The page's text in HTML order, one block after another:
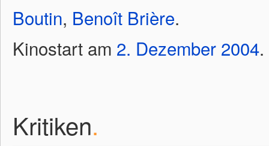
Boutin, Benoît Brière.
Kinostart am 2. Dezember 2004.
Kritiken.